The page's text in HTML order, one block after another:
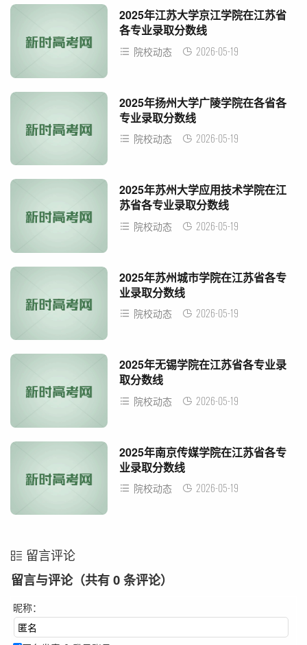
2025年江苏大学京江学院在江苏省
各专业录取分数线
院校动态 2026-05-19
2025年扬州大学广陵学院在各省各
专业录取分数线
院校动态 2026-05-19
2025年苏州大学应用技术学院在江
苏省各专业录取分数线
院校动态 2026-05-19
2025年苏州城市学院在江苏省各专
业录取分数线
院校动态 2026-05-19
2025年无锡学院在江苏省各专业录
取分数线
院校动态 2026-05-19
2025年南京传媒学院在江苏省各专
业录取分数线
院校动态 2026-05-19
留言评论
留言与评论（共有 0 条评论）
昵称：